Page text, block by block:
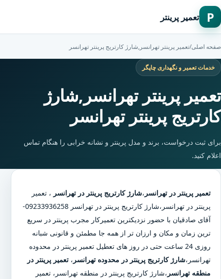
P تعمیر پرینتر
صفحه اصلی/تعمیر پرینتر تهرانسر,شارژ کارتریج پرینتر تهرانسر
خدمات تعمیر و نگهداری چاپگر
تعمیر پرینتر تهرانسر,شارژ
کارتریج پرینتر تهرانسر
برای ثبت درخواست، برند و مدل پرینتر و نشانه خرابی را هنگام تماس
اعلام کنید.
تعمیر پرینتر در تهرانسر ،شارژ کارتریج پرینتر در تهرانسر ، تعمیر
پرینتر در تهرانسر ،شارژ کارتریج پرینتر در تهرانسر
09233936258-
آقای صادقیان با حضور نزدیکترین تعمیرکار مجرب پرینتر در سریع
ترین زمان و مکان و ارزان تر از همه جا مطمئن و قانونی شبانه
روزی 24 ساعت حتی در روز های تعطیل تعمیر پرینتر در محدوده
تهرانسر،شارژ کارتریج پرینتر در محدوده تهرانسر ، تعمیر پرینتر در
منطقه تهرانسر ،شارژ کارتریج پرینتر در منطقه تهرانسر، تعمیر